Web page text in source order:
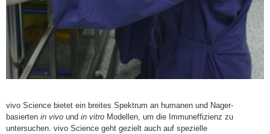
vivo Science bietet ein breites Spektrum an humanen und Nager-
basierten in vivo und in vitro Modellen, um die Immuneffizienz zu
untersuchen. vivo Science geht gezielt auch auf spezielle